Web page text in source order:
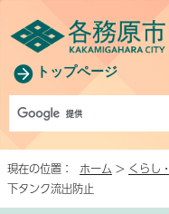
トップページ
現在の位置： ホーム > くらし
下タンク流出防止